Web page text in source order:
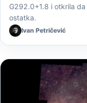
G292.0+1.8 i otkrila
ostatka.
Ivan Petričević